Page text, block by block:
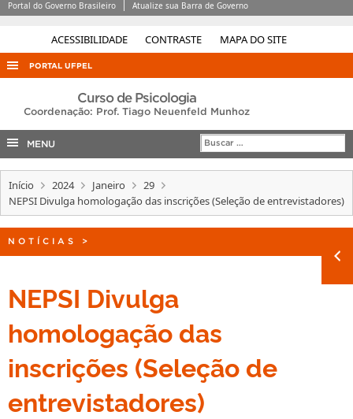
ACESSIBILIDADE CONTRASTE MAPA DO SITE
Portal do Governo Brasileiro Atualize sua Barra de Governo
PORTAL UFPEL
ACESSO À INFORMAÇÃO
AUDITORIA
COBALTO
CONCURSOS
EDITAIS
INTERNACIONAL
TELEFONES
Curso de Psicologia
Coordenação: Prof. Tiago Neuenfeld Munhoz
MENU
Início 2024 Janeiro
29
NEPSI Divulga homologação das inscrições (Seleção de entrevistadores)
NOTÍCIAS >
NEPSI Divulga
homologação das
inscrições (Seleção de
entrevistadores)